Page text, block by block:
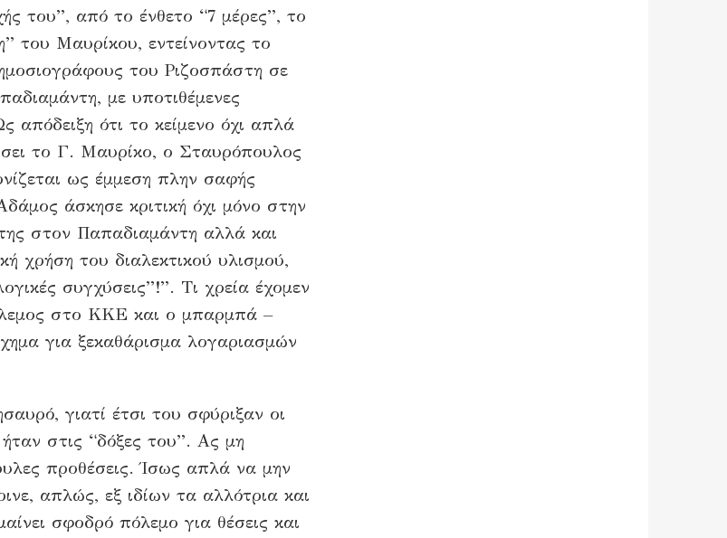
του”, από το ένθετο “7 μέρες”, το
του Μαυρίκου, εντείνοντας το
του Ριζοσπάστη σε
με υποτιθέμενες
απόδειξη ότι το κείμενο όχι απλά
το Γ. Μαυρίκο, ο Σταυρόπουλος
ως έμμεση πλην σαφής
άσκησε κριτική όχι μόνο στην
στον Παπαδιαμάντη αλλά και
χρήση του διαλεκτικού υλισμού,
συγχύσεις”!”. Τι χρεία έχομεν
στο ΚΚΕ και ο μπαρμπά –
για ξεκαθάρισμα λογαριασμών
γιατί έτσι του σφύριξαν οι
στις “δόξες του”. Ας μη
προθέσεις. Ίσως απλά να μην
απλώς, εξ ιδίων τα αλλότρια και
σφοδρό πόλεμο για θέσεις και